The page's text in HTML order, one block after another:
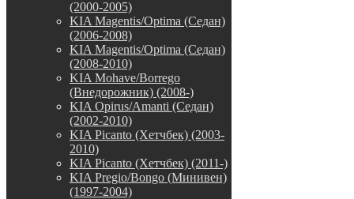
(2000-2005)
KIA Magentis/Optima (Седан)
(2006-2008)
KIA Magentis/Optima (Седан)
(2008-2010)
KIA Mohave/Borrego
(Внедорожник) (2008-)
KIA Opirus/Amanti (Седан)
(2002-2010)
KIA Picanto (Хетчбек) (2003-
2010)
KIA Picanto (Хетчбек) (2011-)
KIA Pregio/Bongo (Минивен)
(1997-2004)